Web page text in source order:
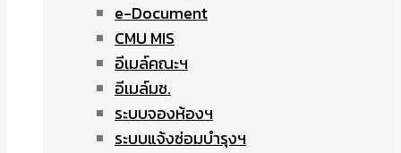
e-Document
CMU MIS
อีเมล์คณะฯ
อีเมล์มช.
ระบบจองห้องฯ
ระบบแจ้งซ่อมบำรุงฯ